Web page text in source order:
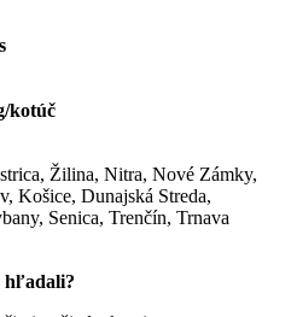
kotúč
Žilina, Nitra, Nové Zámky,
Košice, Dunajská Streda,
Senica, Trenčín, Trnava
hľadali?